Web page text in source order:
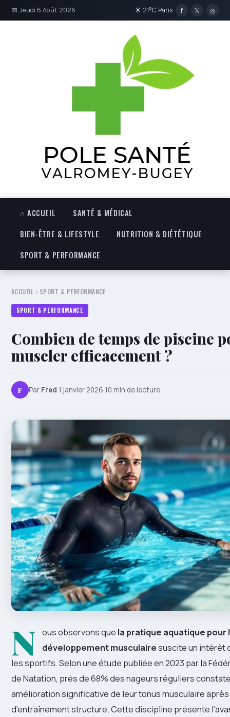
📅 Jeudi 6 Août 2026 ☀ 21°C Paris f 𝕏 ◎
⌂ ACCUEIL
SANTÉ & MÉDICAL
BIEN-ÊTRE & LIFESTYLE
NUTRITION & DIÉTÉTIQUE
SPORT & PERFORMANCE
ACCUEIL › SPORT & PERFORMANCE
SPORT & PERFORMANCE
Combien de temps de piscine
muscler efficacement ?
F Par Fred·1 janvier 2026·10 min de lecture
N ous observons que la pratique aquatique pour
développement musculairesuscite un intérêt
les sportifs. Selon une étude publiée en 2023 par la
de Natation, près de 68% des nageurs réguliers
amélioration significative de leur tonus musculaire
d’entraînement structuré. Cette discipline présente